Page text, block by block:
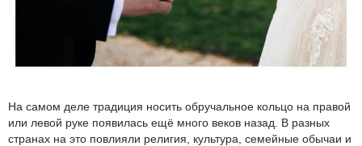
На самом деле традиция носить обручальное кольцо на правой
или левой руке появилась ещё много веков назад. В разных
странах на это повлияли религия, культура, семейные обычаи и